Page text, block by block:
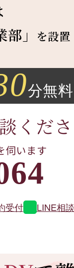
」 を設置
分無料
くだ
伺います
受付 LINE相